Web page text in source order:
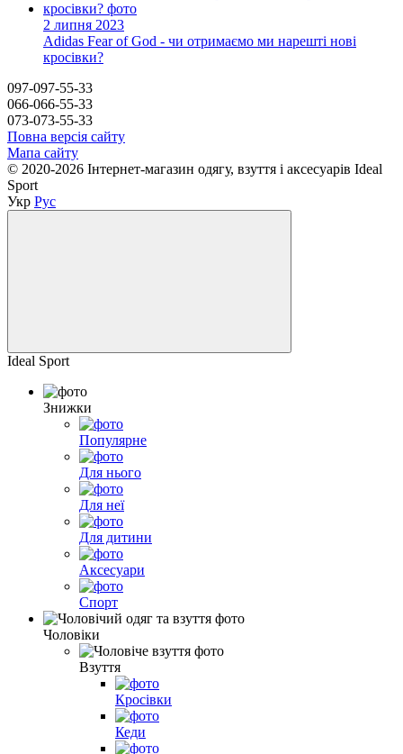
2 липня 2023
Adidas Fear of God - чи отримаємо ми нарешті нові
кросівки?
097-097-55-33
066-066-55-33
073-073-55-33
Повна версія сайту
Мапа сайту
© 2020-2026 Інтернет-магазин одягу, взуття і аксесуарів Ideal
Sport
Укр Рус
Ideal Sport
Знижки
Популярне
Для нього
Для неї
Для дитини
Аксесуари
Спорт
Чоловіки
Взуття
Кросівки
Кеди